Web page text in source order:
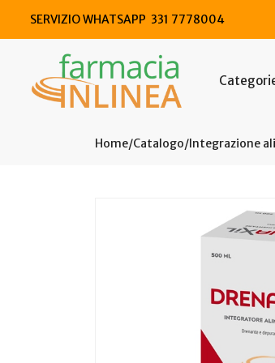
SERVIZIO WHATSAPP 331 7778004
Home Catalogo/Integrazione